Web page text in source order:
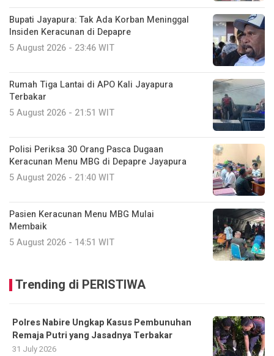
Bupati Jayapura: Tak Ada Korban Meninggal
Insiden Keracunan di Depapre
5 August 2026 - 23:46 WIT
Rumah Tiga Lantai di APO Kali Jayapura
Terbakar
5 August 2026 - 21:51 WIT
Polisi Periksa 30 Orang Pasca Dugaan
Keracunan Menu MBG di Depapre Jayapura
5 August 2026 - 21:40 WIT
Pasien Keracunan Menu MBG Mulai
Membaik
5 August 2026 - 14:51 WIT
Trending di PERISTIWA
Polres Nabire Ungkap Kasus Pembunuhan
Remaja Putri yang Jasadnya Terbakar
31 July 2026